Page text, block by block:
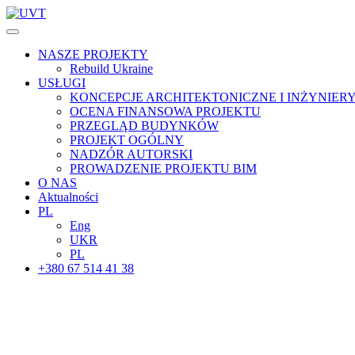
NASZE PROJEKTY
Rebuild Ukraine
USŁUGI
KONCEPCJE ARCHITEKTONICZNE I
OCENA FINANSOWA PROJEKTU
PRZEGLĄD BUDYNKÓW
PROJEKT OGÓLNY
NADZÓR AUTORSKI
PROWADZENIE PROJEKTU BIM
O NAS
Aktualności
PL
Eng
UKR
PL
+380 67 514 41 38